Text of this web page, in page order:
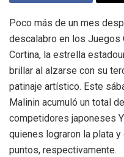
Poco más de un mes
descalabro en los Juegos
Cortina, la estrella
brillar al alzarse con su
patinaje artístico. Este
Malinin acumuló un total
competidores japoneses
quienes lograron la plata
puntos, respectivamente.